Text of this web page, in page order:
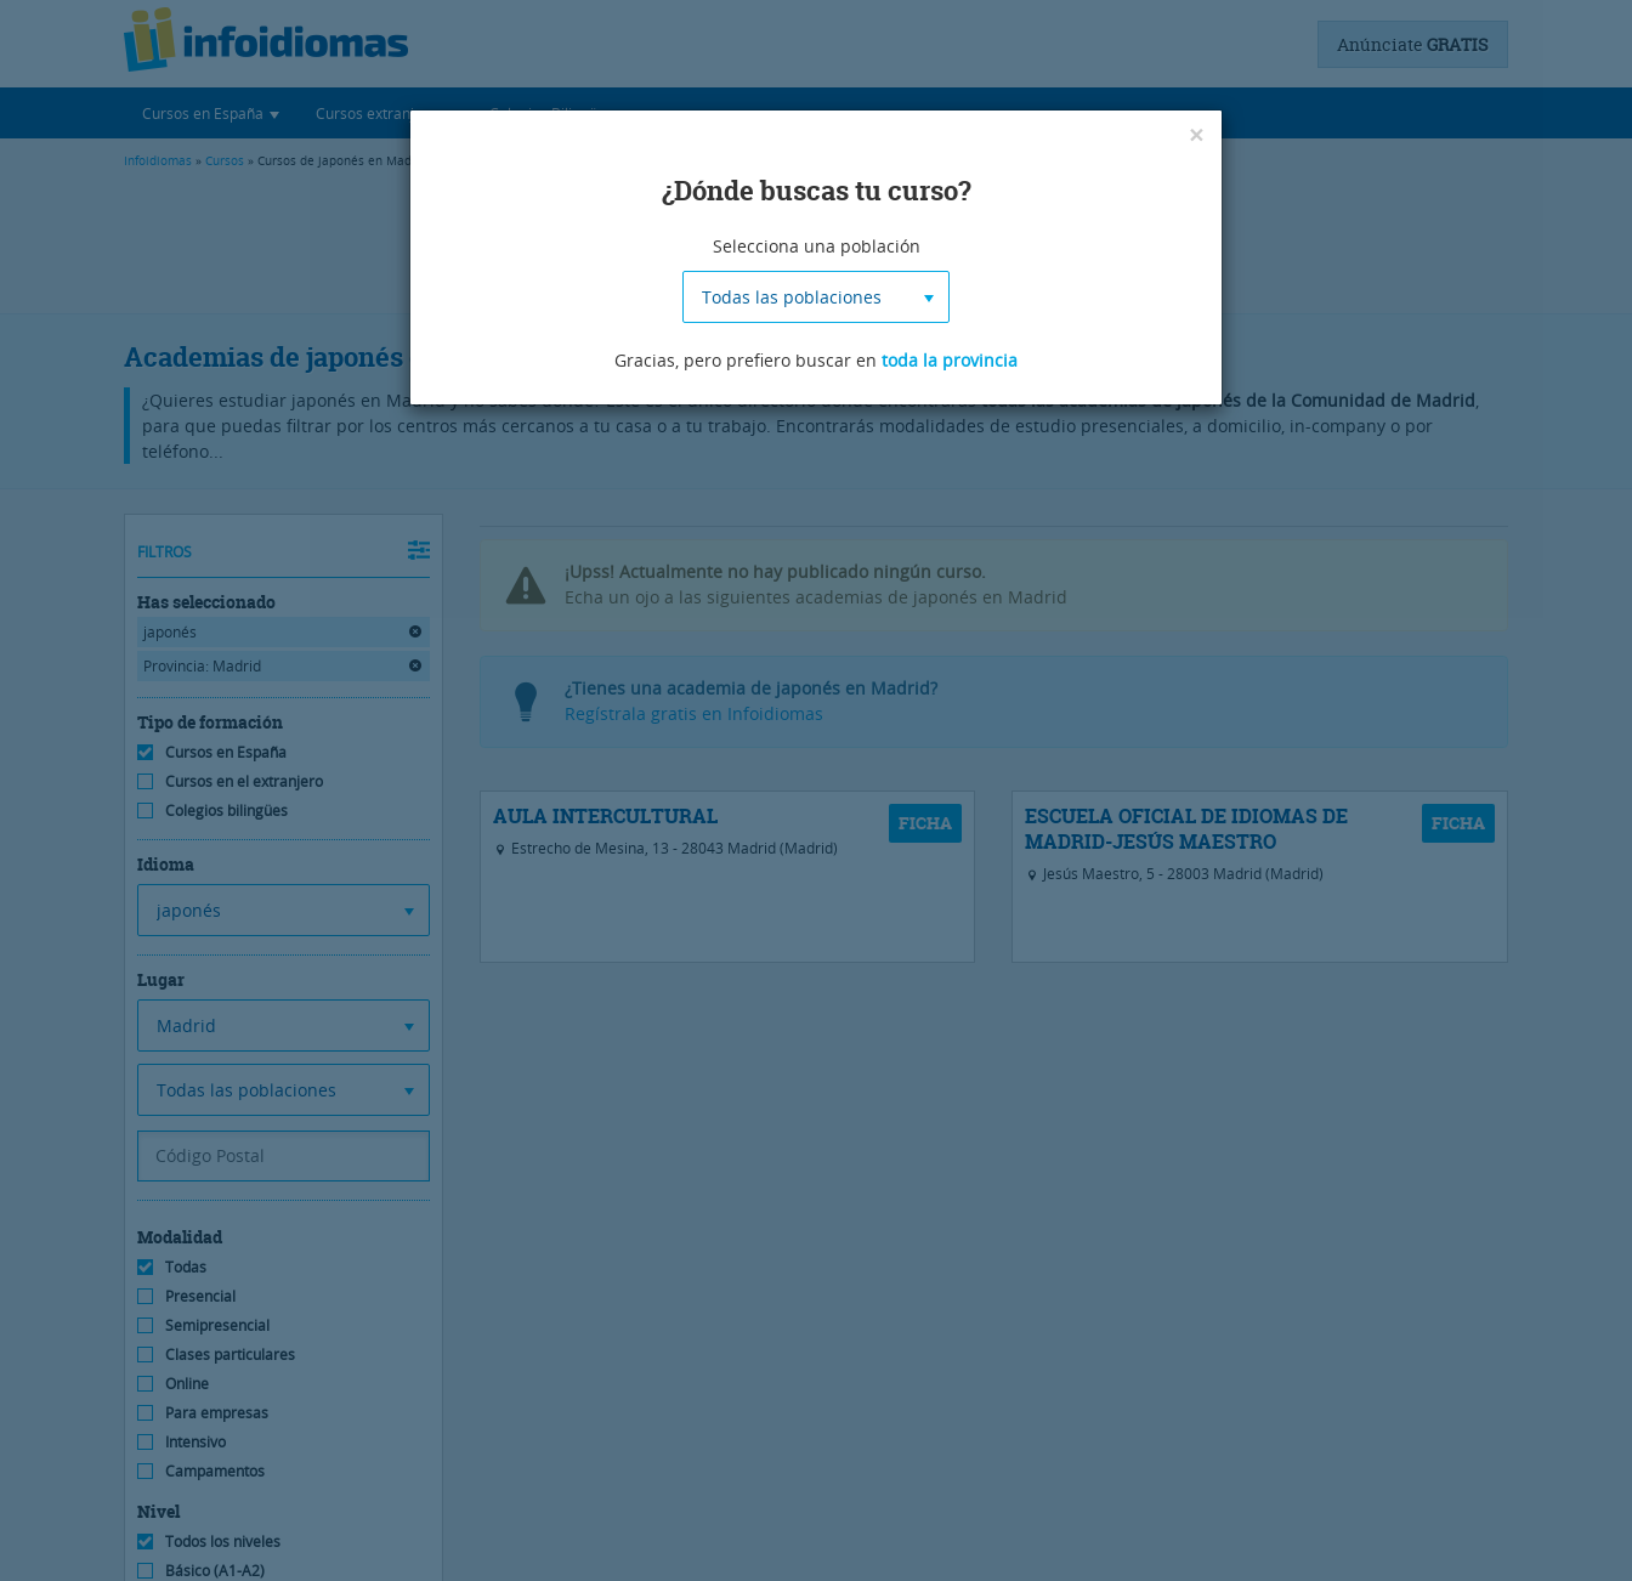
Anúnciate GRATIS
Cursos en España Cursos extranjero Colegios Bilingües
Infoidiomas » Cursos » Cursos de japonés en Madrid
Academias de japonés en Madrid
¿Quieres estudiar japonés en Madrid y no sabes dónde? Este es el único directorio donde encontrarástodas las academias de japonés de la Comunidad de Madrid,
para que puedas filtrar por los centros más cercanos a tu casa o a tu trabajo. Encontrarás modalidades de estudio presenciales, a domicilio, in-company o por
teléfono...
FILTROS
Has seleccionado
japonés
Provincia: Madrid
Tipo de formación
Cursos en España
Cursos en el extranjero
Colegios bilingües
Idioma
japonés
Lugar
Madrid
Todas las poblaciones
Modalidad
Todas
Presencial
Semipresencial
Clases particulares
Online
Para empresas
Intensivo
Campamentos
Nivel
Todos los niveles
Básico (A1-A2)
¡Upss! Actualmente no hay publicado ningún curso.
Echa un ojo a las siguientes academias de japonés en Madrid
¿Tienes una academia de japonés en Madrid?
Regístrala gratis en Infoidiomas
AULA INTERCULTURAL
Estrecho de Mesina, 13 - 28043 Madrid (Madrid)
ESCUELA OFICIAL DE IDIOMAS DE
MADRID-JESÚS MAESTRO
Jesús Maestro, 5 - 28003 Madrid (Madrid)
×
¿Dónde buscas tu curso?
Selecciona una población
Todas las poblaciones
Gracias, pero prefiero buscar en toda la provincia